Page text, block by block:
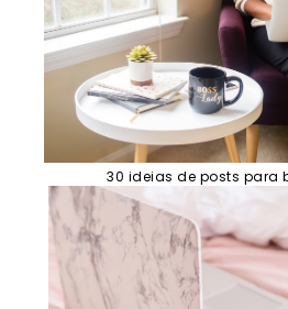
30 ideias de posts para